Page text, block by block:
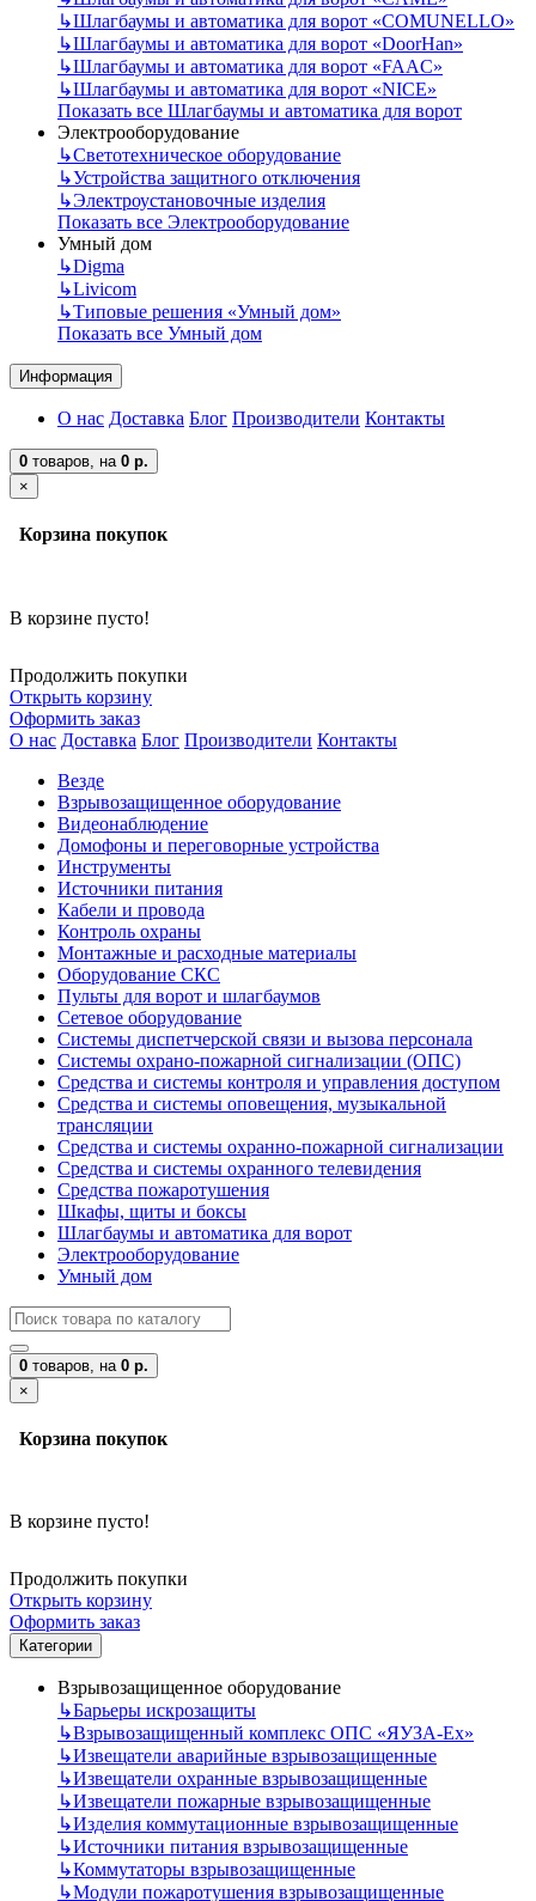
↳Шлагбаумы и автоматика для ворот «COMUNELLO»
↳Шлагбаумы и автоматика для ворот «DoorHan»
↳Шлагбаумы и автоматика для ворот «FAAC»
↳Шлагбаумы и автоматика для ворот «NICE»
Показать все Шлагбаумы и автоматика для ворот
Электрооборудование
↳Светотехническое оборудование
↳Устройства защитного отключения
↳Электроустановочные изделия
Показать все Электрооборудование
Умный дом
↳Digma
↳Livicom
↳Типовые решения «Умный дом»
Показать все Умный дом
Информация
О нас Доставка Блог Производители Контакты
0 товаров, на 0 р.
×
Корзина покупок
В корзине пусто!
Продолжить покупки
Открыть корзину
Оформить заказ
О нас Доставка Блог Производители Контакты
Везде
Взрывозащищенное оборудование
Видеонаблюдение
Домофоны и переговорные устройства
Инструменты
Источники питания
Кабели и провода
Контроль охраны
Монтажные и расходные материалы
Оборудование СКС
Пульты для ворот и шлагбаумов
Сетевое оборудование
Системы диспетчерской связи и вызова персонала
Системы охрано-пожарной сигнализации (ОПС)
Средства и системы контроля и управления доступом
Средства и системы оповещения, музыкальной
трансляции
Средства и системы охранно-пожарной сигнализации
Средства и системы охранного телевидения
Средства пожаротушения
Шкафы, щиты и боксы
Шлагбаумы и автоматика для ворот
Электрооборудование
Умный дом
0 товаров, на 0 р.
×
Корзина покупок
В корзине пусто!
Продолжить покупки
Открыть корзину
Оформить заказ
Категории
Взрывозащищенное оборудование
↳Барьеры искрозащиты
↳Взрывозащищенный комплекс ОПС «ЯУЗА-Ех»
↳Извещатели аварийные взрывозащищенные
↳Извещатели охранные взрывозащищенные
↳Извещатели пожарные взрывозащищенные
↳Изделия коммутационные взрывозащищенные
↳Источники питания взрывозащищенные
↳Коммутаторы взрывозащищенные
↳Модули пожаротушения взрывозащищенные